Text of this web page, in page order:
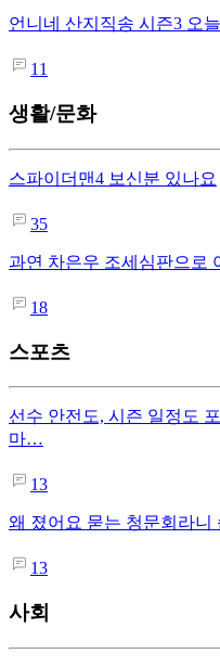
언니네 산지직송 시즌3 오
11
생활/문화
스파이더맨4 보신분 있나요
35
과연 차은우 조세심판으로
18
스포츠
선수 안전도, 시즌 일정도
마…
13
왜 졌어요 묻는 청문회라니
13
사회